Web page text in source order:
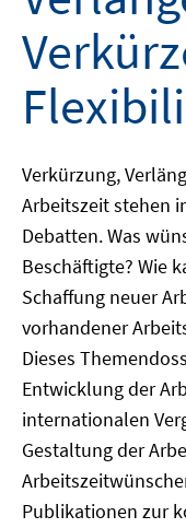
Verkürzung,
Arbeitszeit stehen
Debatten. Was
Beschäftigte? Wie
Schaffung neuer
vorhandener
Dieses
Entwicklung der
internationalen
Gestaltung der
Publikationen zur